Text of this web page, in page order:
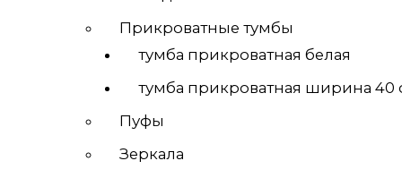
Прикроватные тумбы
тумба прикроватная белая
тумба прикроватная ширина 40
Пуфы
Зеркала